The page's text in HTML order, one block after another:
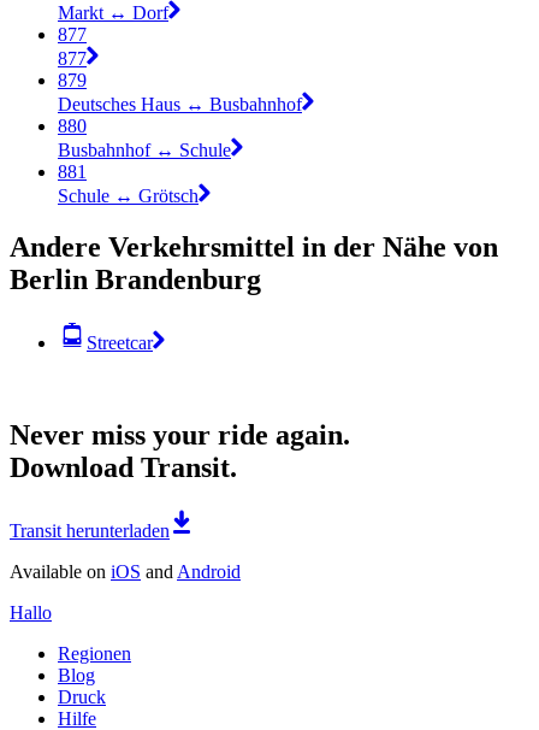
Markt ↔︎ Dorf
877
877
879
Deutsches Haus ↔︎ Busbahnhof
880
Busbahnhof ↔︎ Schule
881
Schule ↔︎ Grötsch
Andere Verkehrsmittel in der Nähe von
Berlin Brandenburg
Streetcar
Never miss your ride again.
Download Transit.
Transit herunterladen
Available on iOS and Android
Hallo
Regionen
Blog
Druck
Hilfe